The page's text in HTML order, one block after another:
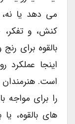
می دهد یا نه،
کنش، و تفکر،
بالقوه برای
اینجا عملکرد
است. هنرمندان
را برای مواجه
های بالقوه،